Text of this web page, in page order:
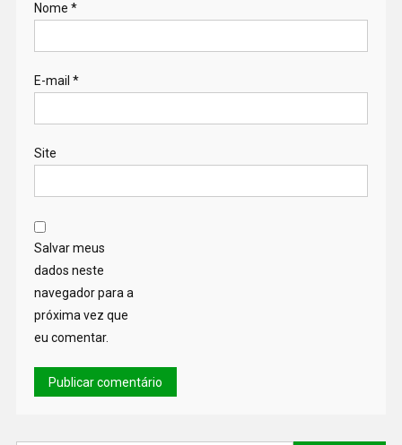
Nome *
E-mail *
Site
Salvar meus
dados neste
navegador para a
próxima vez que
eu comentar.